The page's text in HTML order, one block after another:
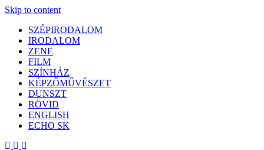
Skip to content
SZÉPIRODALOM
IRODALOM
ZENE
FILM
SZÍNHÁZ
KÉPZŐMŰVÉSZET
DUNSZT
RÖVID
ENGLISH
ECHO SK